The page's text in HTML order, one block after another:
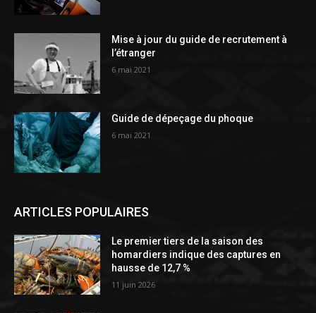
Mise à jour du guide de recrutement à
l’étranger
6 mai 2021
Guide de dépeçage du phoque
6 mai 2021
ARTICLES POPULAIRES
Le premier tiers de la saison des
homardiers indique des captures en
hausse de 12,7 %
11 juin 2026